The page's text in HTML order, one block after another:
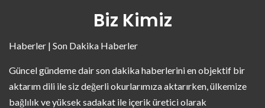
Biz Kimiz
Haberler | Son Dakika Haberler
Güncel gündeme dair son dakika haberlerini en objektif bir
aktarım dili ile siz değerli okurlarımıza aktarırken, ülkemize
bağlılık ve yüksek sadakat ile içerik üretici olarak